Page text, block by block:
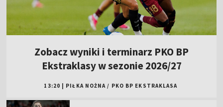
Zobacz wyniki i terminarz PKO BP
Ekstraklasy w sezonie 2026/27
13:20 PIŁKA NOŻNA / PKO BP EKSTRAKLASA